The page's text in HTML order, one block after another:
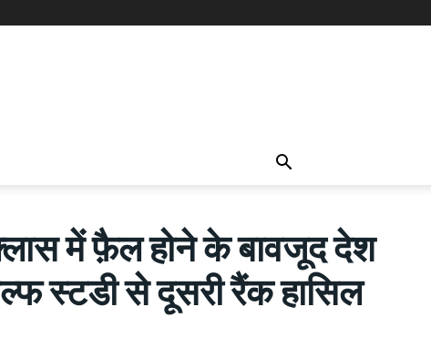
में फ़ैल होने के बावजूद देश
स्टडी से दूसरी रैंक हासिल